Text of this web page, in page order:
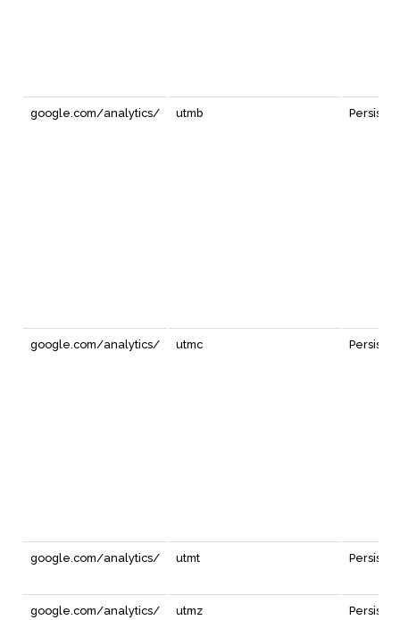
google.com/analytics/ utmb
google.com/analytics/ utmc
google.com/analytics/ utmt
google.com/analytics/ utmz